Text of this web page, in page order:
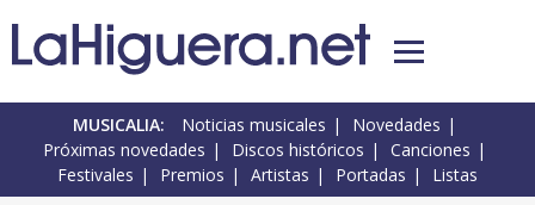
MUSICALIA: Noticias musicales
Novedades
Próximas novedades
Discos históricos
Canciones
Festivales
Premios Artistas Portadas Listas